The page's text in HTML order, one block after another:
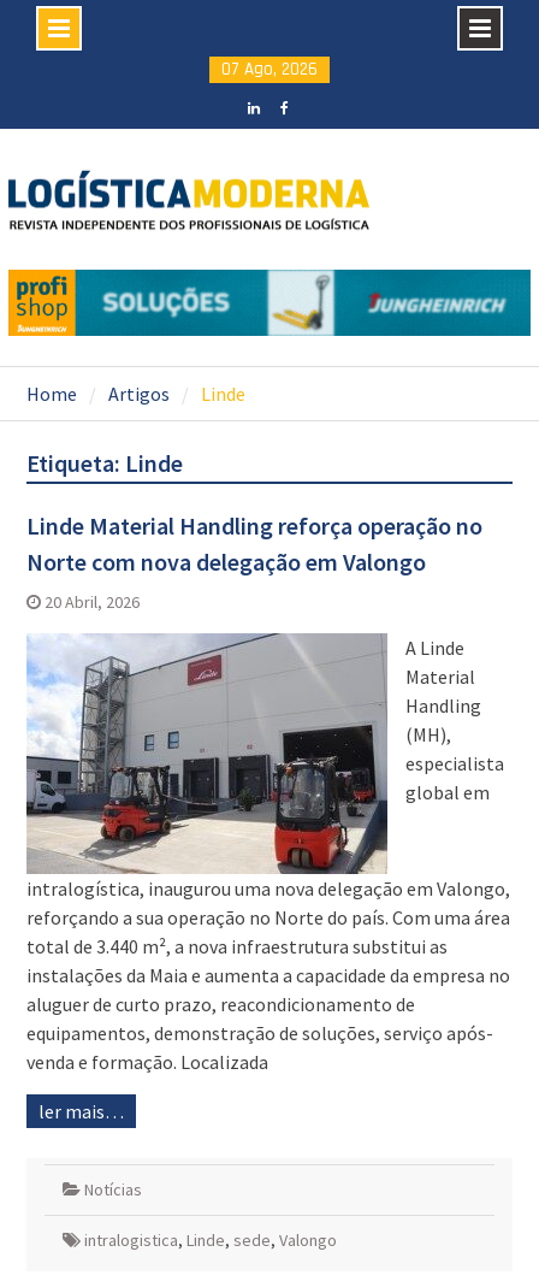
content
07 Ago, 2026
Home Artigos Linde
Etiqueta: Linde
Linde Material Handling reforça operação no
Norte com nova delegação em Valongo
20 Abril, 2026
A Linde
Material
Handling
(MH),
especialista
global em
intralogística, inaugurou uma nova delegação em Valongo,
reforçando a sua operação no Norte do país. Com uma área
total de 3.440 m², a nova infraestrutura substitui as
instalações da Maia e aumenta a capacidade da empresa no
aluguer de curto prazo, reacondicionamento de
equipamentos, demonstração de soluções, serviço após-
venda e formação. Localizada
ler mais…
Notícias
intralogistica, Linde, sede, Valongo